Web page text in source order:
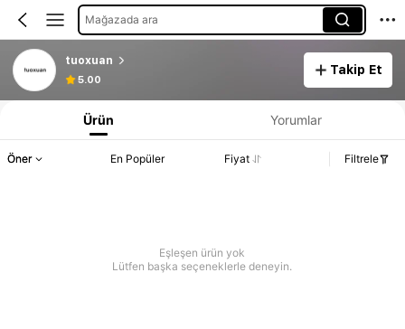
Mağazada ara
tuoxuan
5.00
Takip Et
Ürün Yorumlar
Öner En Popüler Fiyat Filtrele
Eşleşen ürün yok
Lütfen başka seçeneklerle deneyin.